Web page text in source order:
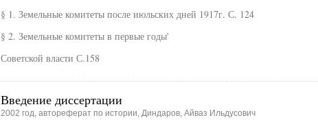
§ 1. Земельные комитеты после июльских дней 1917г. С. 124
§ 2. Земельные комитеты в первые годы'
Советской власти С.158
Введение диссертации
2002 год, автореферат по истории, Диндаров, Айваз Ильдусович